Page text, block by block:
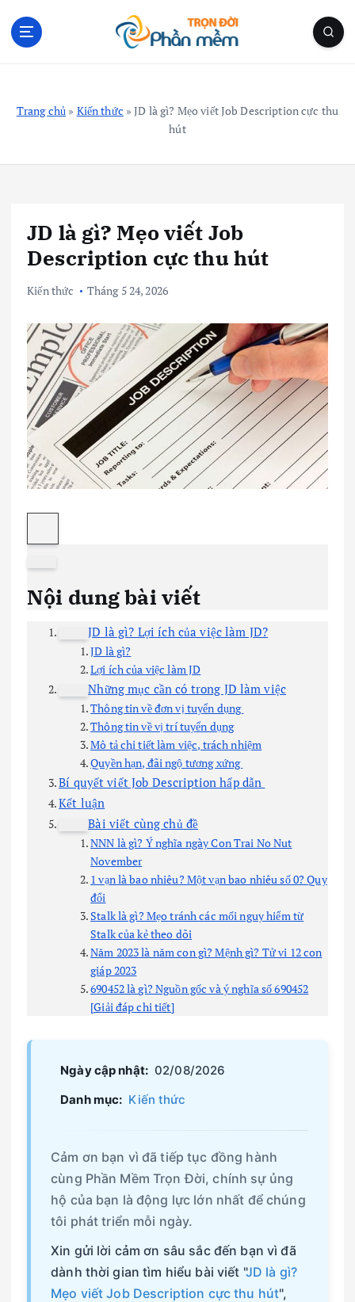
Trang chủ » Kiến thức »JD là gì? Mẹo viết Job Description cực thu
hút
JD là gì? Mẹo viết Job
Description cực thu hút
Kiến thức Tháng 5 24, 2026
Nội dung bài viết
JD là gì? Lợi ích của việc làm JD?
JD là gì?
Lợi ích của việc làm JD
Những mục cần có trong JD làm việc
Thông tin về đơn vị tuyển dụng
Thông tin về vị trí tuyển dụng
Mô tả chi tiết làm việc, trách nhiệm
Quyền hạn, đãi ngộ tương xứng
Bí quyết viết Job Description hấp dẫn
Kết luận
Bài viết cùng chủ đề
NNN là gì? Ý nghĩa ngày Con Trai No Nut
November
1 vạn là bao nhiêu? Một vạn bao nhiêu số 0? Quy
đổi
Stalk là gì? Mẹo tránh các mối nguy hiểm từ
Stalk của kẻ theo dõi
Năm 2023 là năm con gì? Mệnh gì? Tử vi 12 con
giáp 2023
690452 là gì? Nguồn gốc và ý nghĩa số 690452
[Giải đáp chi tiết]
Ngày cập nhật: 02/08/2026
Danh mục: Kiến thức
Cảm ơn bạn vì đã tiếp tục đồng hành
cùng Phần Mềm Trọn Đời, chính sự ủng
hộ của bạn là động lực lớn nhất để chúng
tôi phát triển mỗi ngày.
Xin gửi lời cảm ơn sâu sắc đến bạn vì đã
dành thời gian tìm hiểu bài viết "JD là gì?
Mẹo viết Job Description cực thu hút",